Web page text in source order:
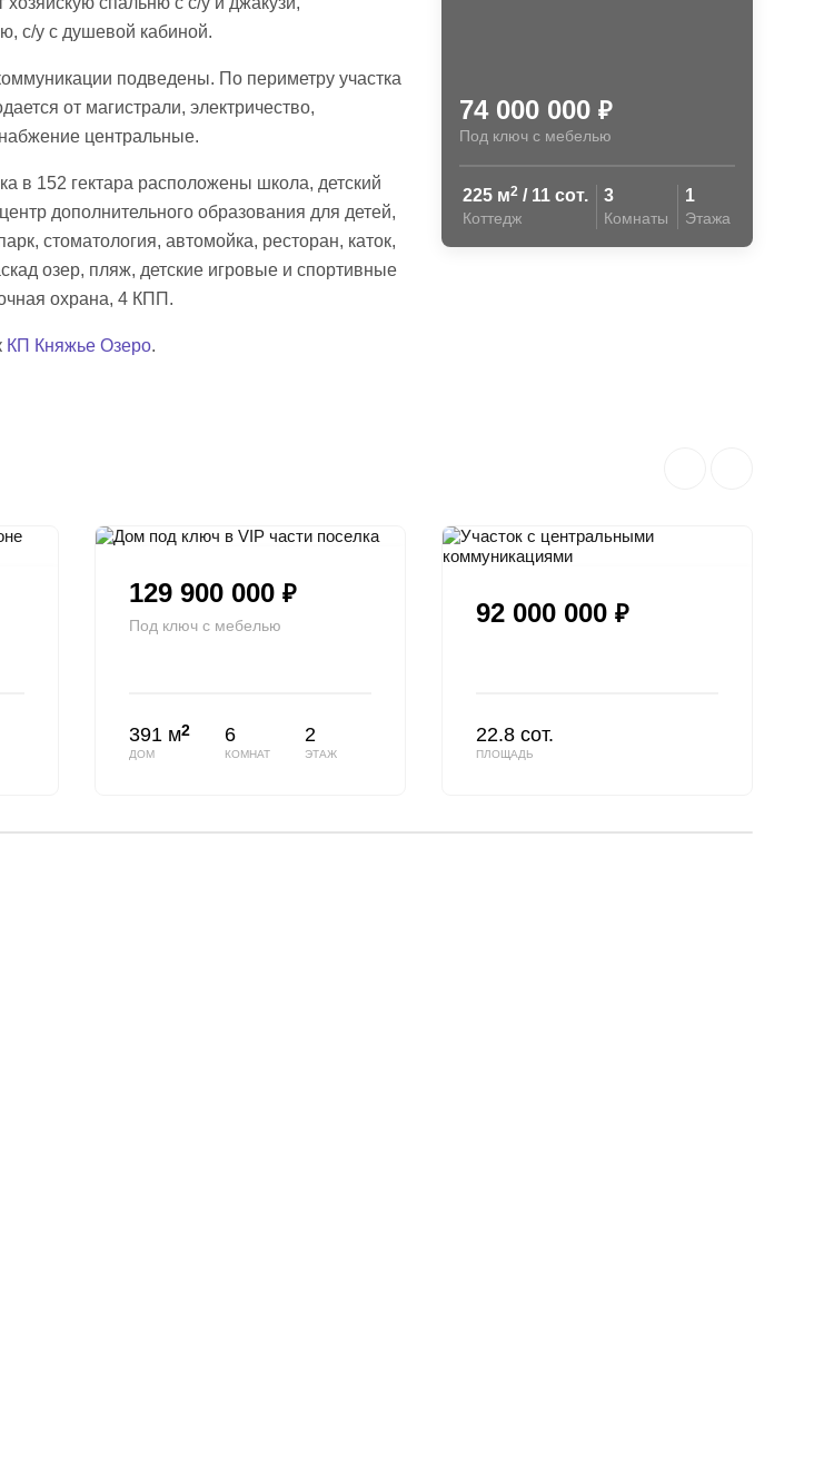
с/у с душевой кабиной.
подведены. По периметру участка
от магистрали, электричество,
центральные.
в 152 гектара расположены школа, детский
дополнительного образования для детей,
стоматология, автомойка, ресторан, каток,
озер, пляж, детские игровые и спортивные
охрана, 4 КПП.
КП Княжье Озеро.
74 000 000 ₽
Под ключ с мебелью
225 м2 / 11 сот.
Коттедж
3
Комнаты
1
Этажа
129 900 000 ₽
Под ключ с мебелью
391 м2
ДОМ
6
КОМНАТ
2
ЭТАЖ
92 000 000 ₽
22.8 сот.
ПЛОЩАДЬ